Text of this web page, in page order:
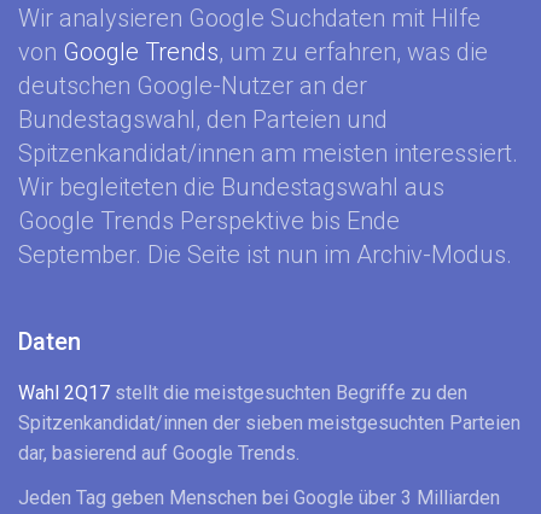
Wir analysieren Google Suchdaten mit Hilfe
von Google Trends, um zu erfahren, was die
deutschen Google-Nutzer an der
Bundestagswahl, den Parteien und
Spitzenkandidat/innen am meisten interessiert.
Wir begleiteten die Bundestagswahl aus
Google Trends Perspektive bis Ende
September. Die Seite ist nun im Archiv-Modus.
Daten
Wahl 2Q17 stellt die meistgesuchten Begriffe zu den
Spitzenkandidat/innen der sieben meistgesuchten Parteien
dar, basierend auf Google Trends.
Jeden Tag geben Menschen bei Google über 3 Milliarden